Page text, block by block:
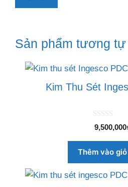
Sản phẩm tương tự
Kim Thu Sét
0
n
à
9,500,000
Thêm vào